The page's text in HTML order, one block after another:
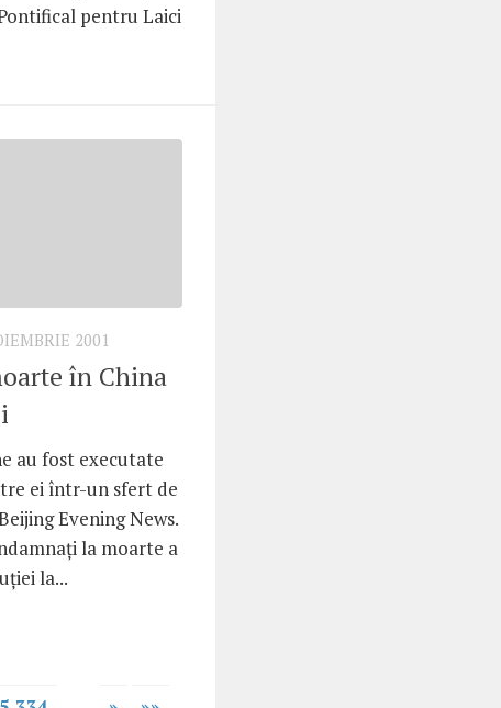
pentru Laici
2001
în China
au fost executate
ei într-un sfert de
Evening News.
la moarte a
la...